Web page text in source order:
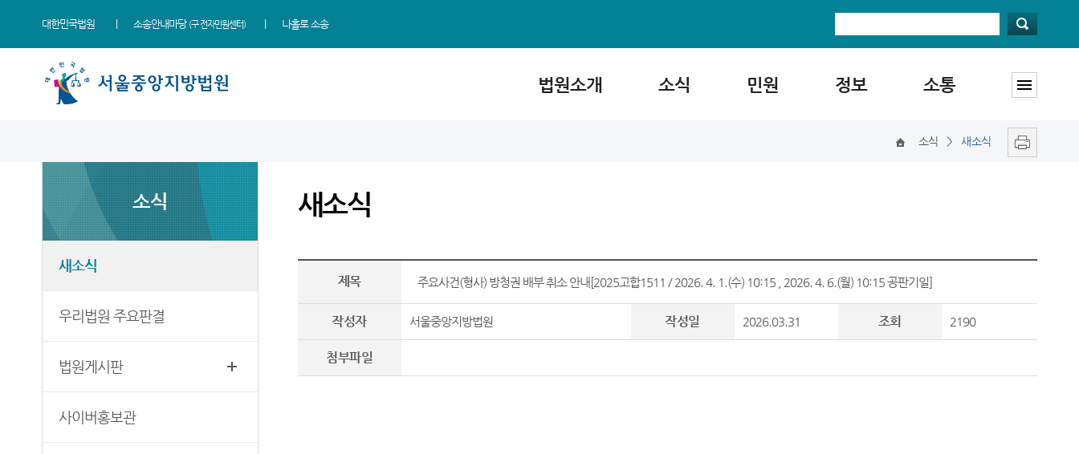
대한민국법원 소송안내마당 (구 전자민원센터) 나홀로 소송
법원소개 소식 민원 정보 소통
조직 및 전화번호
등기국/소
찾아오시는 길
보안검색
우리법원 주요판결
법원 게시판
특검 관련 재판영상
법률상담안내
자주묻는질문
(종합민원지원센터 상담예약)
신청 안내
자주 사용하는 양식모음
지식재산 전문재판부
IP Chambers
민생전담재판부
판결서 인터넷열람
부조리 신고센터
법원견학
정보공개
소식 > 새소식
소식
새소식
우리법원 주요판결
법원게시판
사이버홍보관
새소식
제목 주요사건(형사) 방청권 배부 취소 안내[2025고합1511 / 2026. 4. 1.(수) 10:15 , 2026. 4. 6.(월) 10:15 공판기일]
작성자 서울중앙지방법원 작성일 2026.03.31 조회 2190
첨부파일